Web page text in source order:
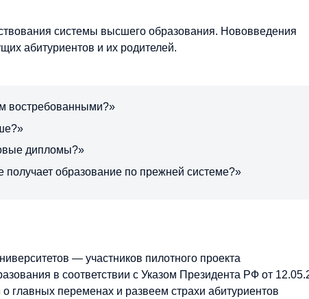
системы высшего образования. Нововведения
абитуриентов и их родителей.
востребованными?»
дипломы?»
получает образование по прежней системе?»
— участников пилотного проекта
в соответствии с Указом Президента РФ от
переменах и развеем страхи абитуриентов